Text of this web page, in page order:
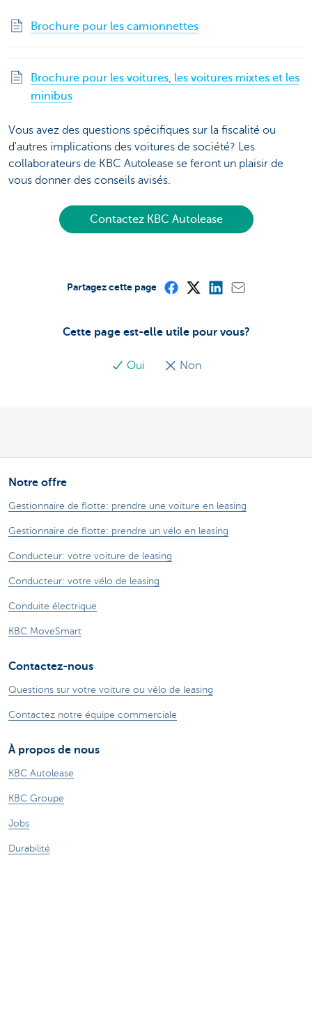
Brochure pour les camionnettes
Brochure pour les voitures, les voitures mixtes et les
minibus
Vous avez des questions spécifiques sur la fiscalité ou
d'autres implications des voitures de société? Les
collaborateurs de KBC Autolease se feront un plaisir de
vous donner des conseils avisés.
Contactez KBC Autolease
Cette page est-elle utile pour vous?
Oui Non
Partagez cette page
Notre offre
Gestionnaire de flotte: prendre une voiture en leasing
Gestionnaire de flotte: prendre un vélo en leasing
Conducteur: votre voiture de leasing
Conducteur: votre vélo de leasing
Conduite électrique
KBC MoveSmart
Contactez-nous
Questions sur votre voiture ou vélo de leasing
Contactez notre équipe commerciale
À propos de nous
KBC Autolease
KBC Groupe
Jobs
Durabilité